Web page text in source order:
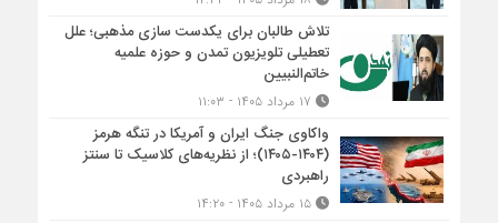
تلاش طالبان برای یکدست سازی مذهبی؛ علل
تعطیلی تلویزیون تمدن و حوزه علمیه
خاتم‌النبیین
واکاوی جنگ ایران و آمریکا در تنگه هرمز
(۱۴۰۴-۱۴۰۵)؛ از نظریه‌های کلاسیک تا سنتز
راهبردی
۱۵ مرداد ۱۴۰۵ - ۱۴:۲۰